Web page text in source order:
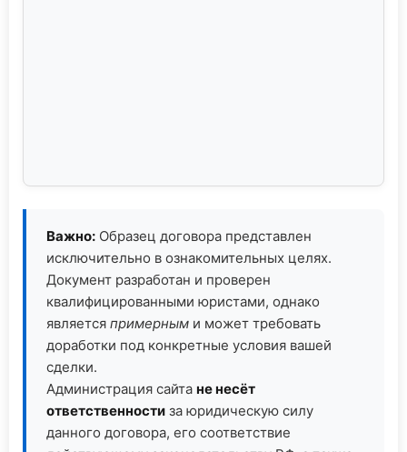
Важно: Образец договора представлен
исключительно в ознакомительных целях.
Документ разработан и проверен
квалифицированными юристами, однако
является примерным и может требовать
доработки под конкретные условия вашей
сделки.
Администрация сайта не несёт
ответственности за юридическую силу
данного договора, его соответствие